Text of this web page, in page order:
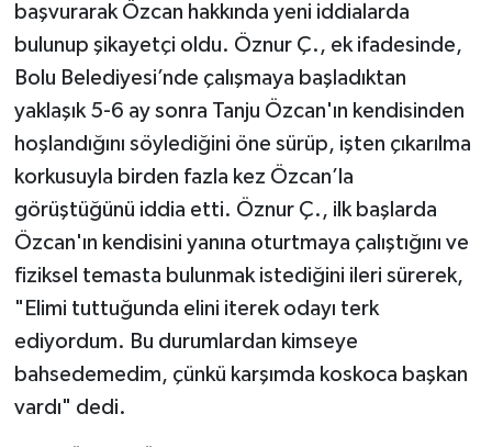
başvurarak Özcan hakkında yeni iddialarda
bulunup şikayetçi oldu. Öznur Ç., ek ifadesinde,
Bolu Belediyesi’nde çalışmaya başladıktan
yaklaşık 5-6 ay sonra Tanju Özcan'ın kendisinden
hoşlandığını söylediğini öne sürüp, işten çıkarılma
korkusuyla birden fazla kez Özcan’la
görüştüğünü iddia etti. Öznur Ç., ilk başlarda
Özcan'ın kendisini yanına oturtmaya çalıştığını ve
fiziksel temasta bulunmak istediğini ileri sürerek,
"Elimi tuttuğunda elini iterek odayı terk
ediyordum. Bu durumlardan kimseye
bahsedemedim, çünkü karşımda koskoca başkan
vardı" dedi.